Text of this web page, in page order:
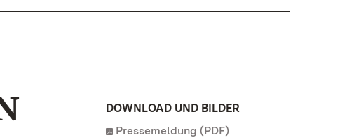
DOWNLOAD UND BILDER
Pressemeldung (PDF)